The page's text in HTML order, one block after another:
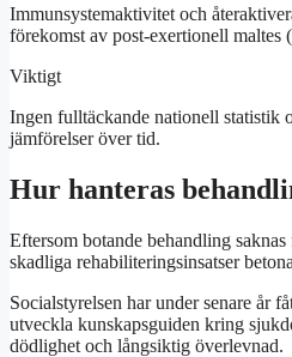
Immunsystemaktivitet och
förekomst av post-exertionell
Viktigt
Ingen fulltäckande nationell statistik
jämförelser över tid.
Hur hanteras
Eftersom botande behandling
skadliga rehabiliteringsinsatser
Socialstyrelsen har under senare år
utveckla kunskapsguiden kring
dödlighet och långsiktig överlevnad.